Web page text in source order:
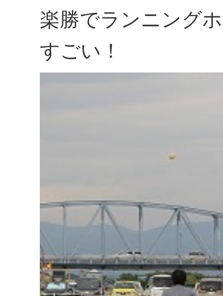
楽勝でランニング
すごい！